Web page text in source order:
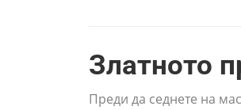
Златното
Преди да седнете на